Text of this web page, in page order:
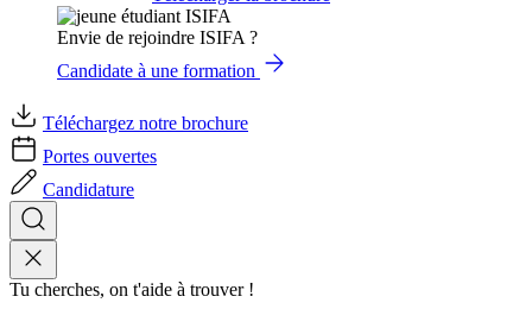
Envie de rejoindre ISIFA ?
Candidate à une formation
Téléchargez notre brochure
Portes ouvertes
Candidature
Tu cherches, on t'aide à trouver !